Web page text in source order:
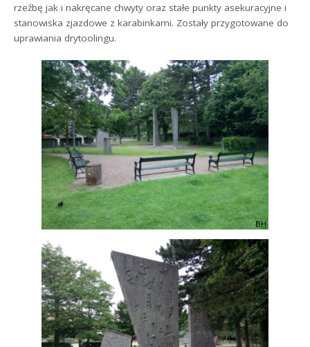
rzeźbę jak i nakręcane chwyty oraz stałe punkty asekuracyjne i
stanowiska zjazdowe z karabinkami. Zostały przygotowane do
uprawiania drytoolingu.